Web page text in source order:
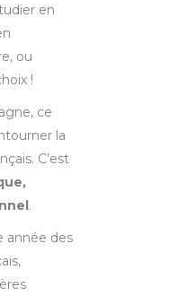
en
ou
!
ce
la
C’est
.
année des